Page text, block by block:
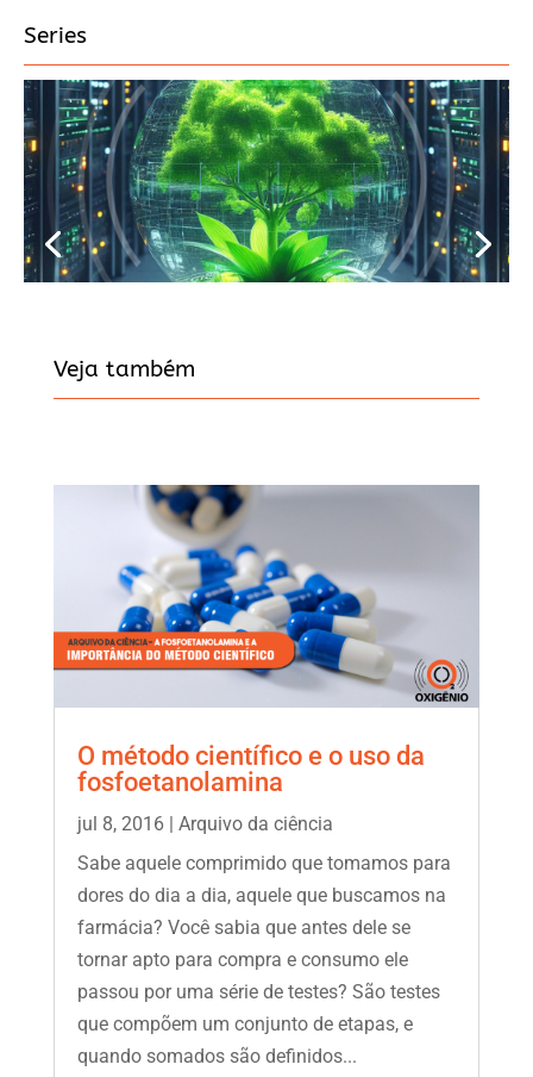
Series
Veja também
O método científico e o uso da
fosfoetanolamina
jul 8, 2016| Arquivo da ciência
Sabe aquele comprimido que tomamos para
dores do dia a dia, aquele que buscamos na
farmácia? Você sabia que antes dele se
tornar apto para compra e consumo ele
passou por uma série de testes? São testes
que compõem um conjunto de etapas, e
quando somados são definidos...